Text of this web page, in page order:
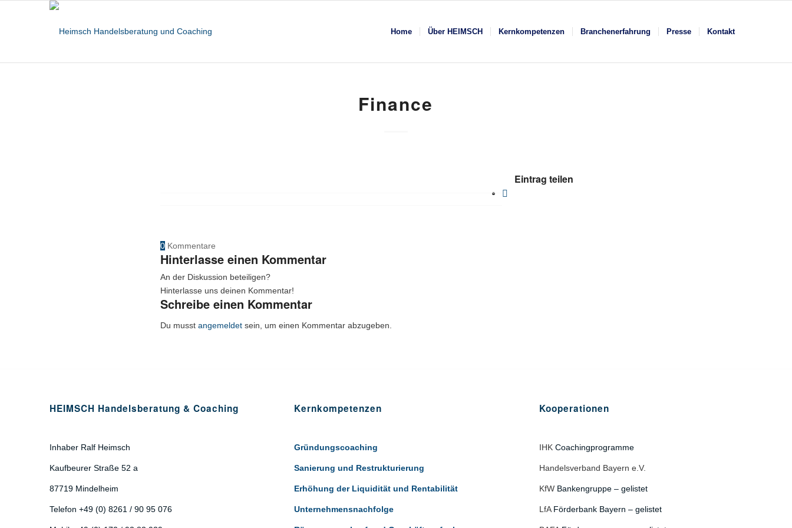
Home Über HEIMSCH Kernkompetenzen Branchenerfahrung Presse Kontakt
Finance
Eintrag teilen
0 Kommentare
Hinterlasse einen Kommentar
An der Diskussion beteiligen?
Hinterlasse uns deinen Kommentar!
Schreibe einen Kommentar
Du musst angemeldetsein, um einen Kommentar abzugeben.
HEIMSCH Handelsberatung & Coaching
Inhaber Ralf Heimsch
Kaufbeurer Straße 52 a
87719 Mindelheim
Telefon +49 (0) 8261 / 90 95 076
Kernkompetenzen
Gründungscoaching
Sanierung und Restrukturierung
Erhöhung der Liquidität und Rentabilität
Unternehmensnachfolge
Kooperationen
IHK Coachingprogramme
Handelsverband Bayern e.V.
KfW Bankengruppe – gelistet
LfAFörderbank Bayern – gelistet